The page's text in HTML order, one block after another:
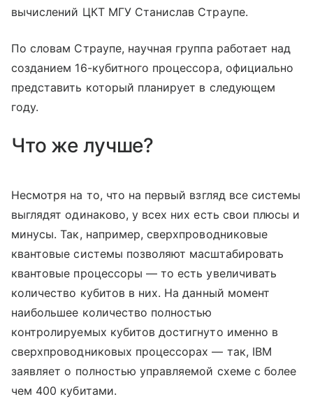
вычислений ЦКТ МГУ Станислав Страупе.
По словам Страупе, научная группа работает над
созданием 16-кубитного процессора, официально
представить который планирует в следующем
году.
Что же лучше?
Несмотря на то, что на первый взгляд все системы
выглядят одинаково, у всех них есть свои плюсы и
минусы. Так, например, сверхпроводниковые
квантовые системы позволяют масштабировать
квантовые процессоры — то есть увеличивать
количество кубитов в них. На данный момент
наибольшее количество полностью
контролируемых кубитов достигнуто именно в
сверхпроводниковых процессорах — так, IBM
заявляет о полностью управляемой схеме с более
чем 400 кубитами.